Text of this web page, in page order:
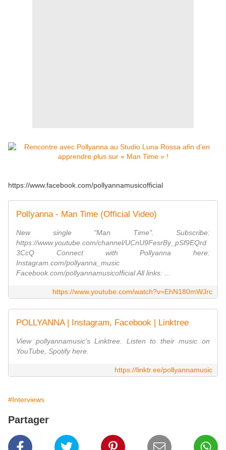
https://www.facebook.com/pollyannamusicofficial
Pollyanna - Man Time (Official Video)
New single "Man Time". Subscribe:
https://www.youtube.com/channel/UCnU9FesrBy_pSf9EQrd
3CcQ Connect with Pollyanna here:
Instagram.com/pollyanna_music
Facebook.com/pollyannamusicofficial All links: ...
https://www.youtube.com/watch?v=EhN180mWJrc
POLLYANNA | Instagram, Facebook | Linktree
View pollyannamusic's Linktree. Listen to their music on
YouTube, Spotify here.
https://linktr.ee/pollyannamusic
#Interviews
Partager